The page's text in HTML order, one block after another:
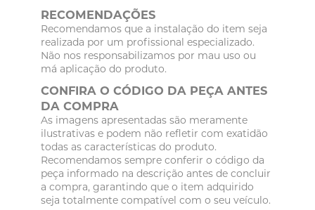
RECOMENDAÇÕES
Recomendamos que a instalação do item seja
realizada por um profissional especializado.
Não nos responsabilizamos por mau uso ou
má aplicação do produto.
CONFIRA O CÓDIGO DA PEÇA ANTES
DA COMPRA
As imagens apresentadas são meramente
ilustrativas e podem não refletir com exatidão
todas as características do produto.
Recomendamos sempre conferir o código da
peça informado na descrição antes de concluir
a compra, garantindo que o item adquirido
seja totalmente compatível com o seu veículo.